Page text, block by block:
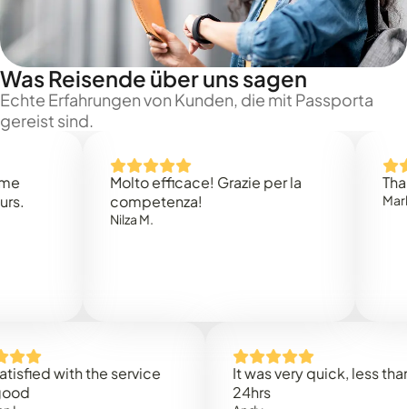
Was Reisende über uns sagen
Echte Erfahrungen von Kunden, die mit Passporta
gereist sind.
Molto efficace! Grazie per la
competenza!
Thank
Mark N.
with the service
It was very quick, less than